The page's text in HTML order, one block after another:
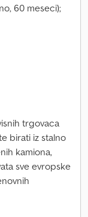
60 meseci);
trgovaca
birati iz stalno
kamiona,
sve evropske